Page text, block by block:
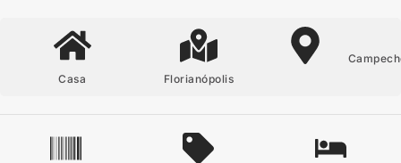
Casa Florianópolis